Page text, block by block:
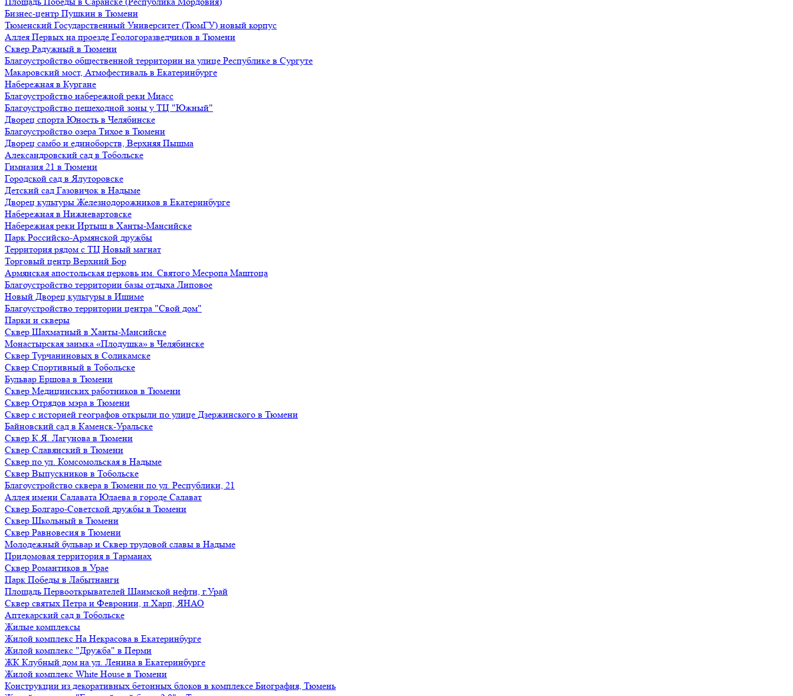
Бизнес-центр Пушкин в Тюмени
Тюменский Государственный Университет (ТюмГУ) новый корпус
Аллея Первых на проезде Геологоразведчиков в Тюмени
Сквер Радужный в Тюмени
Благоустройство общественной территории на улице Республике в Сургуте
Макаровский мост, Атмофестиваль в Екатеринбурге
Набережная в Кургане
Благоустройство набережной реки Миасс
Благоустройство пешеходной зоны у ТЦ "Южный"
Дворец спорта Юность в Челябинске
Благоустройство озера Тихое в Тюмени
Дворец самбо и единоборств, Верхняя Пышма
Александровский сад в Тобольске
Гимназия 21 в Тюмени
Городской сад в Ялуторовске
Детский сад Газовичок в Надыме
Дворец культуры Железнодорожников в Екатеринбурге
Набережная в Нижневартовске
Набережная реки Иртыш в Ханты-Мансийске
Парк Российско-Армянской дружбы
Территория рядом с ТЦ Новый магнат
Торговый центр Верхний Бор
Армянская апостольская церковь им. Святого Месропа Маштоца
Благоустройство территории базы отдыха Липовое
Нoвый Двoрeц культуры в Ишимe
Благоустройство территории центра "Свой дом"
Парки и скверы
Сквер Шахматный в Ханты-Мансийске
Монастырская заимка «Плодушка» в Челябинске
Сквер Турчаниновых в Соликамске
Сквер Спортивный в Тобольске
Бульвар Ершова в Тюмени
Сквер Медицинских работников в Тюмени
Сквер Отрядов мэра в Тюмени
Сквер с историей географов открыли по улице Дзержинского в Тюмени
Байновский сад в Каменск-Уральске
Сквер К.Я. Лагунова в Тюмени
Сквер Славянский в Тюмени
Сквер по ул. Комсомольская в Надыме
Сквер Выпускников в Тобольске
Благоустройство сквера в Тюмени по ул. Республики, 21
Аллея имени Салавата Юлаева в городе Салават
Сквер Болгаро-Советской дружбы в Тюмени
Сквер Школьный в Тюмени
Сквер Равновесия в Тюмени
Молодежный бульвар и Сквер трудовой славы в Надыме
Придомовая территория в Тарманах
Сквер Романтиков в Урае
Парк Победы в Лабытнанги
Площадь Первооткрывателей Шаимской нефти, г.Урай
Сквер святых Петра и Февронии, п.Харп, ЯНАО
Аптекарский сад в Тобольске
Жилые комплексы
Жилой комплекс На Некрасова в Екатеринбурге
Жилой комплекс "Дружба" в Перми
ЖК Клубный дом на ул. Ленина в Екатеринбурге
Жилой комплекс White House в Тюмени
Конструкции из декоративных бетонных блоков в комплексе Биография, Тюмень